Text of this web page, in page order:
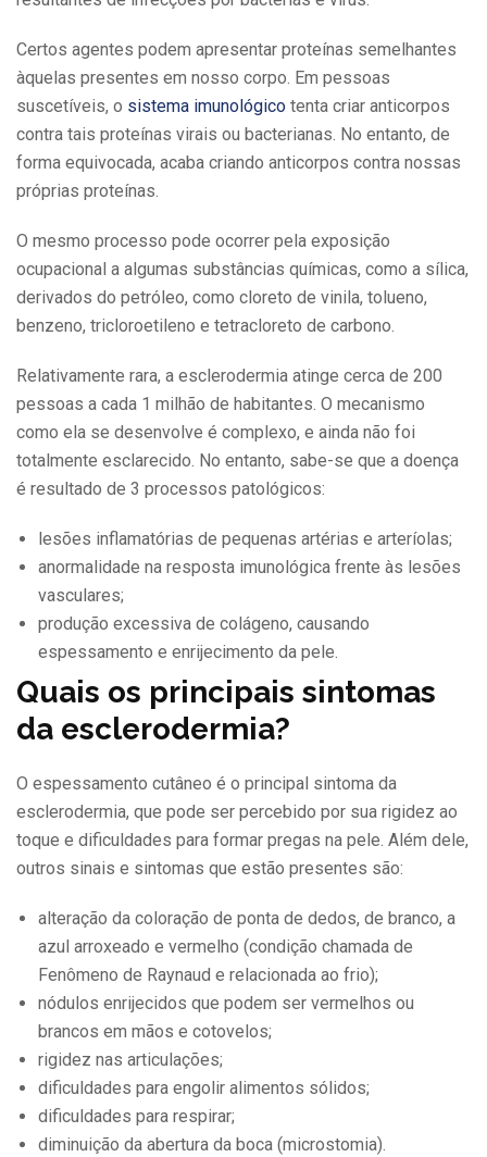
Certos agentes podem apresentar proteínas semelhantes
àquelas presentes em nosso corpo. Em pessoas
suscetíveis, o sistema imunológico tenta criar anticorpos
contra tais proteínas virais ou bacterianas. No entanto, de
forma equivocada, acaba criando anticorpos contra nossas
próprias proteínas.
O mesmo processo pode ocorrer pela exposição
ocupacional a algumas substâncias químicas, como a sílica,
derivados do petróleo, como cloreto de vinila, tolueno,
benzeno, tricloroetileno e tetracloreto de carbono.
Relativamente rara, a esclerodermia atinge cerca de 200
pessoas a cada 1 milhão de habitantes. O mecanismo
como ela se desenvolve é complexo, e ainda não foi
totalmente esclarecido. No entanto, sabe-se que a doença
é resultado de 3 processos patológicos:
lesões inflamatórias de pequenas artérias e arteríolas;
anormalidade na resposta imunológica frente às lesões
vasculares;
produção excessiva de colágeno, causando
espessamento e enrijecimento da pele.
Quais os principais sintomas
da esclerodermia?
O espessamento cutâneo é o principal sintoma da
esclerodermia, que pode ser percebido por sua rigidez ao
toque e dificuldades para formar pregas na pele. Além dele,
outros sinais e sintomas que estão presentes são:
alteração da coloração de ponta de dedos, de branco, a
azul arroxeado e vermelho (condição chamada de
Fenômeno de Raynaud e relacionada ao frio);
nódulos enrijecidos que podem ser vermelhos ou
brancos em mãos e cotovelos;
rigidez nas articulações;
dificuldades para engolir alimentos sólidos;
dificuldades para respirar;
diminuição da abertura da boca (microstomia).